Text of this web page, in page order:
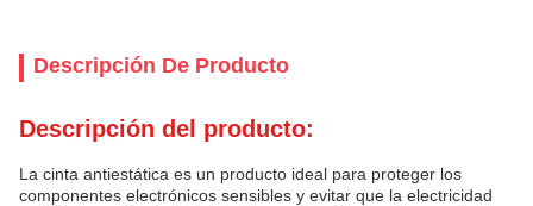
Descripción De Producto
Descripción del producto:
La cinta antiestática es un producto ideal para proteger los
componentes electrónicos sensibles y evitar que la electricidad